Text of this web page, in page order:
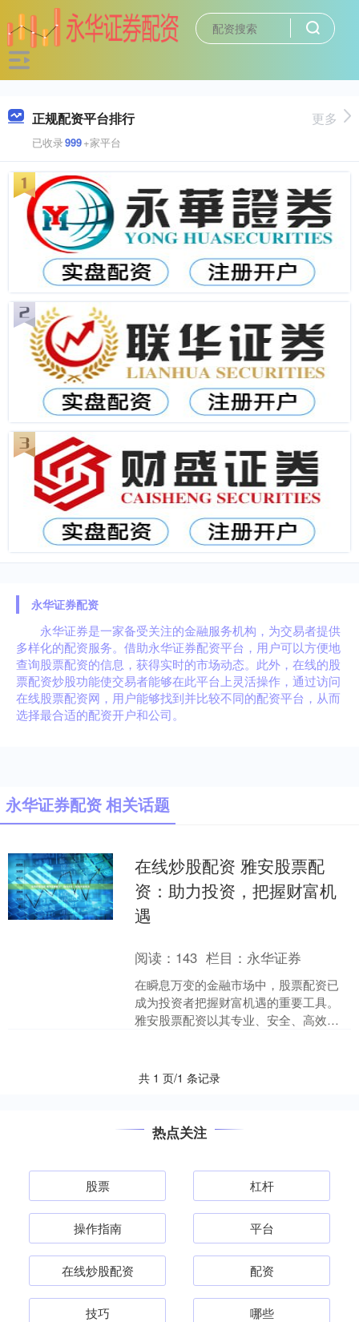
正规配资平台排行
已收录999+家平台
更多
永华证券配资
永华证券是一家备受关注的金融服务机构，为交易者提供
多样化的配资服务。借助永华证券配资平台，用户可以方便地
查询股票配资的信息，获得实时的市场动态。此外，在线的股
票配资炒股功能使交易者能够在此平台上灵活操作，通过访问
在线股票配资网，用户能够找到并比较不同的配资平台，从而
选择最合适的配资开户和公司。
永华证券配资 相关话题
在线炒股配资 雅安股票配
资：助力投资，把握财富机
遇
阅读： 143 栏目： 永华证券
在瞬息万变的金融市场中，股票配资已
成为投资者把握财富机遇的重要工具。
雅安股票配资以其专业、安全、高效的
共 1 页/1 条记录
热点关注
股票 杠杆
操作指南 平台
在线炒股配资 配资
技巧 哪些